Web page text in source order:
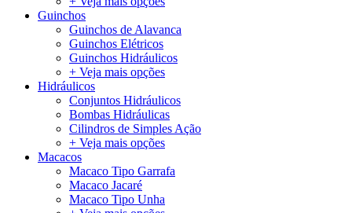
Guinchos
Guinchos de Alavanca
Guinchos Elétricos
Guinchos Hidráulicos
+ Veja mais opções
Hidráulicos
Conjuntos Hidráulicos
Bombas Hidráulicas
Cilindros de Simples Ação
+ Veja mais opções
Macacos
Macaco Tipo Garrafa
Macaco Jacaré
Macaco Tipo Unha